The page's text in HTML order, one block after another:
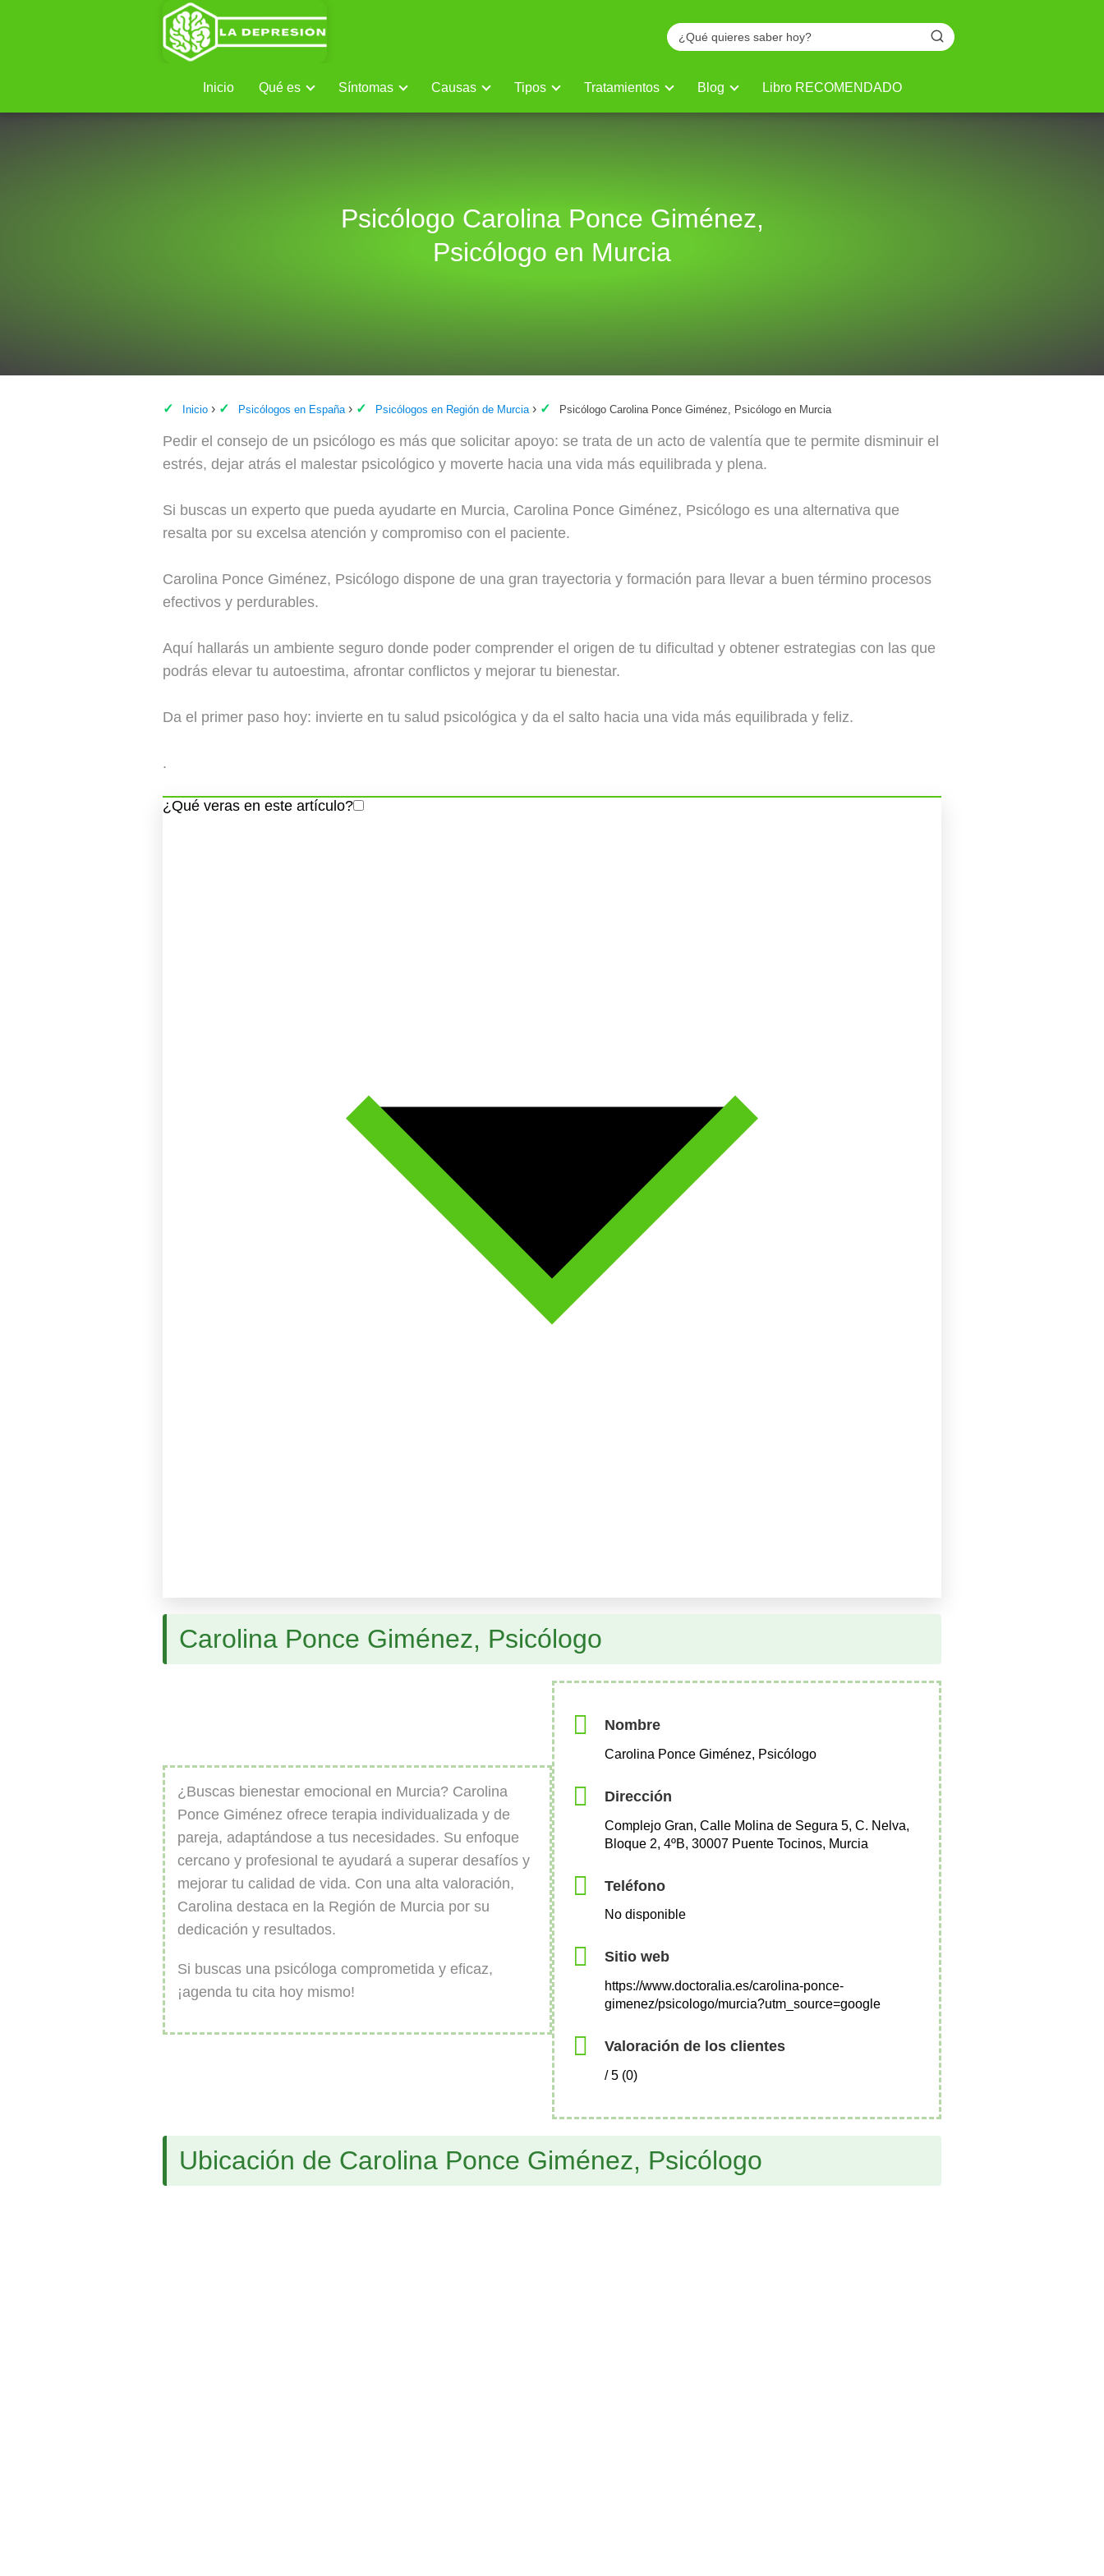
Inicio Qué es Síntomas Causas Tipos Tratamientos Blog Libro RECOMENDADO
Psicólogo Carolina Ponce Giménez,
Psicólogo en Murcia
Inicio Psicólogos en España Psicólogos en Región de Murcia Psicólogo Carolina Ponce Giménez, Psicólogo en Murcia
Pedir el consejo de un psicólogo es más que solicitar apoyo: se trata de un acto de valentía que te permite disminuir el
estrés, dejar atrás el malestar psicológico y moverte hacia una vida más equilibrada y plena.
Si buscas un experto que pueda ayudarte en Murcia, Carolina Ponce Giménez, Psicólogo es una alternativa que
resalta por su excelsa atención y compromiso con el paciente.
Carolina Ponce Giménez, Psicólogo dispone de una gran trayectoria y formación para llevar a buen término procesos
efectivos y perdurables.
Aquí hallarás un ambiente seguro donde poder comprender el origen de tu dificultad y obtener estrategias con las que
podrás elevar tu autoestima, afrontar conflictos y mejorar tu bienestar.
Da el primer paso hoy: invierte en tu salud psicológica y da el salto hacia una vida más equilibrada y feliz.
.
¿Qué veras en este artículo?
Carolina Ponce Giménez, Psicólogo
¿Buscas bienestar emocional en Murcia? Carolina
Ponce Giménez ofrece terapia individualizada y de
pareja, adaptándose a tus necesidades. Su enfoque
cercano y profesional te ayudará a superar desafíos y
mejorar tu calidad de vida. Con una alta valoración,
Carolina destaca en la Región de Murcia por su
dedicación y resultados.
Si buscas una psicóloga comprometida y eficaz,
¡agenda tu cita hoy mismo!
Nombre
Carolina Ponce Giménez, Psicólogo
Dirección
Complejo Gran, Calle Molina de Segura 5, C. Nelva,
Bloque 2, 4ºB, 30007 Puente Tocinos, Murcia
Teléfono
No disponible
Sitio web
https://www.doctoralia.es/carolina-ponce-
gimenez/psicologo/murcia?utm_source=google
Valoración de los clientes
/ 5 (0)
Ubicación de Carolina Ponce Giménez, Psicólogo